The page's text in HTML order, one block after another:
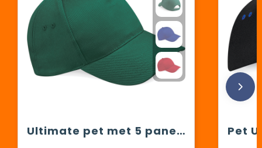
Ultimate pet met 5 panelen